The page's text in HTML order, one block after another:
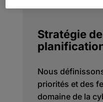
Stratégie
Nous
priorités et des
domaine de la